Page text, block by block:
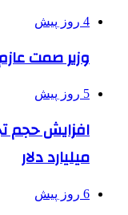
4 روز پیش
وزیر صمت
5 روز پیش
میلیارد دلار
6 روز پیش